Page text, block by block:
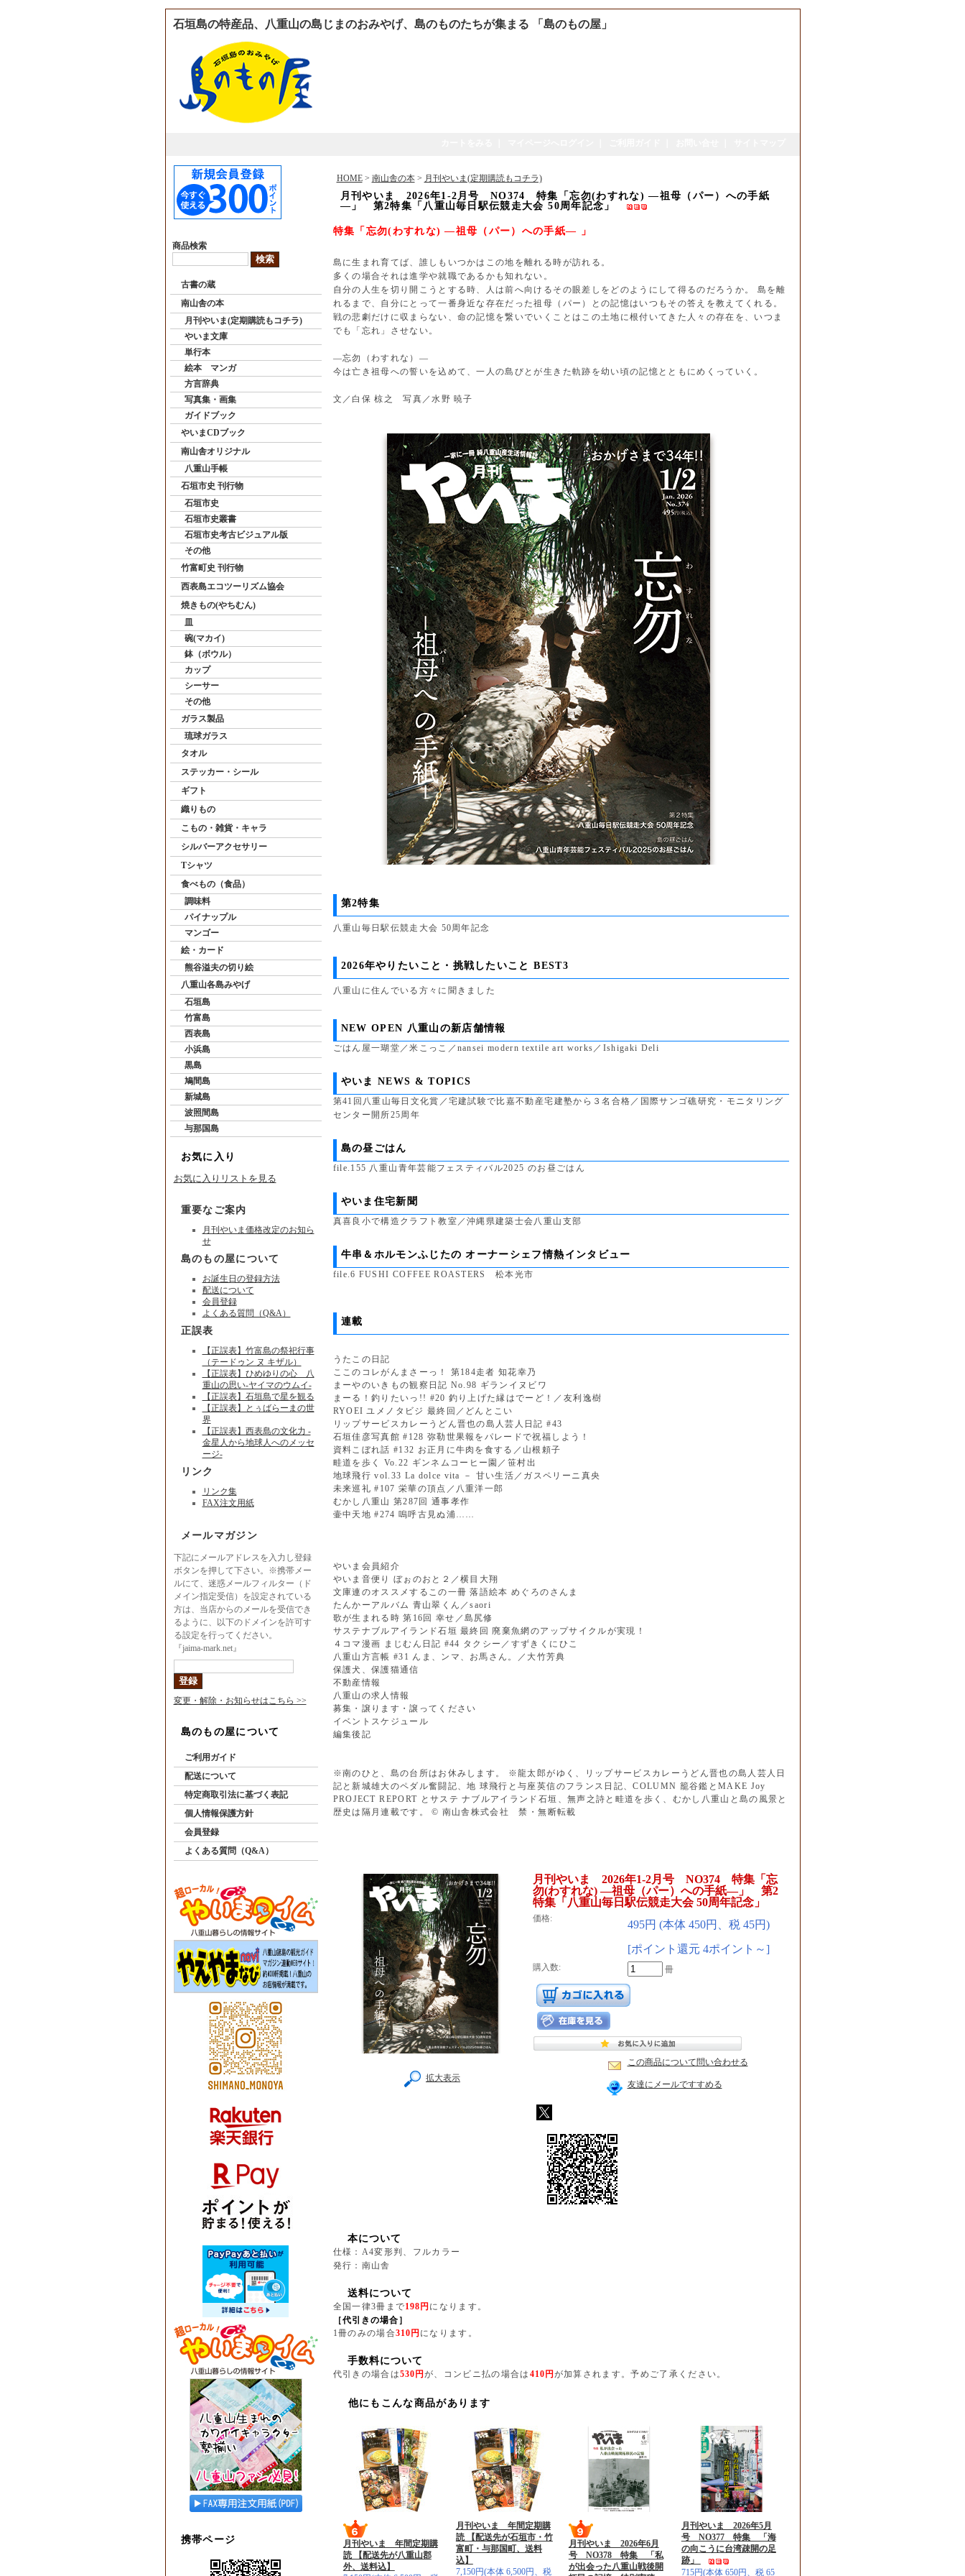
石垣島の特産品、八重山の島じまのおみやげ、島のものたちが集まる 「島のもの屋」
商品検索
古書の蔵
南山舎の本
月刊やいま(定期購読もコチラ)
やいま文庫
単行本
絵本 マンガ
方言辞典
写真集・画集
ガイドブック
やいまCDブック
南山舎オリジナル
八重山手帳
石垣市史 刊行物
石垣市史
石垣市史叢書
石垣市史考古ビジュアル版
その他
竹富町史 刊行物
西表島エコツーリズム協会
焼きもの(やちむん)
皿
碗(マカイ)
鉢（ボウル）
カップ
シーサー
その他
ガラス製品
琉球ガラス
タオル
ステッカー・シール
ギフト
織りもの
こもの・雑貨・キャラ
シルバーアクセサリー
Tシャツ
食べもの（食品）
調味料
パイナップル
マンゴー
絵・カード
熊谷溢夫の切り絵
八重山各島みやげ
石垣島
竹富島
西表島
小浜島
黒島
鳩間島
新城島
波照間島
与那国島
お気に入り
お気に入りリストを見る
重要なご案内
月刊やいま価格改定のお知ら
せ
島のもの屋について
お誕生日の登録方法
配送について
会員登録
よくある質問（Q&A）
正誤表
【正誤表】竹富島の祭祀行事
（テードゥン ヌ キザル）
【正誤表】ひめゆりの心 八
重山の思い-ヤイマのウムイ-
【正誤表】石垣島で星を観る
【正誤表】とぅばらーまの世
界
【正誤表】西表島の文化力 -
金星人から地球人へのメッセ
ージ-
リンク
リンク集
FAX注文用紙
メールマガジン
下記にメールアドレスを入力し登録
ボタンを押して下さい。※携帯メー
ルにて、迷惑メールフィルター（ド
メイン指定受信）を設定されている
方は、当店からのメールを受信でき
るように、以下のドメインを許可す
る設定を行ってください。
『jaima-mark.net』
変更・解除・お知らせはこちら >>
島のもの屋について
ご利用ガイド
配送について
特定商取引法に基づく表記
個人情報保護方針
会員登録
よくある質問（Q&A）
携帯ページ
HOME> 南山舎の本> 月刊やいま(定期購読もコチラ)
月刊やいま 2026年1-2月号 NO374 特集「忘勿(わすれな) ―祖母（パー）への手紙
―」 第2特集「八重山毎日駅伝競走大会 50周年記念」
特集「忘勿(わすれな) ―祖母（パー）への手紙― 」
島に生まれ育てば、誰しもいつかはこの地を離れる時が訪れる。
多くの場合それは進学や就職であるかも知れない。
自分の人生を切り開こうとする時、人は前へ向けるその眼差しをどのようにして得るのだろうか。 島を離
れるまで、自分にとって一番身近な存在だった祖母（パー）との記憶はいつもその答えを教えてくれる。
戦の悲劇だけに収まらない、命の記憶を繋いでいくことはこの土地に根付いてきた人々の存在を、いつま
でも「忘れ」させない。
―忘勿（わすれな）―
今は亡き祖母への誓いを込めて、一人の島びとが生きた軌跡を幼い頃の記憶とともにめくっていく。
文／白保 椋之 写真／水野 暁子
第2特集
八重山毎日駅伝競走大会 50周年記念
2026年やりたいこと・挑戦したいこと BEST3
八重山に住んでいる方々に聞きました
NEW OPEN 八重山の新店舗情報
ごはん屋一瑚堂／米こっこ／nansei modern textile art works／Ishigaki Deli
やいま NEWS & TOPICS
第41回八重山毎日文化賞／宅建試験で比嘉不動産宅建塾から３名合格／国際サンゴ礁研究・モニタリング
センター開所25周年
島の昼ごはん
file.155 八重山青年芸能フェスティバル2025 のお昼ごはん
やいま住宅新聞
真喜良小で構造クラフト教室／沖縄県建築士会八重山支部
牛串＆ホルモンふじたの オーナーシェフ情熱インタビュー
file.6 FUSHI COFFEE ROASTERS 松本光市
連載
うたこの日記
ここのコレがんまさーっ！ 第184走者 知花幸乃
まーやのいきもの観察日記 No.98 ギランイヌビワ
まーる！釣りたいっ!! #20 釣り上げた縁はでーど！／友利逸樹
RYOEI ユメノタビジ 最終回／どんとこい
リップサービスカレーうどん晋也の島人芸人日記 #43
石垣佳彦写真館 #128 弥勒世果報をパレードで祝福しよう！
資料こぼれ話 #132 お正月に牛肉を食する／山根頼子
畦道を歩く Vo.22 ギンネムコーヒー園／笹村出
地球飛行 vol.33 La dolce vita － 甘い生活／ガスペリーニ真央
未来巡礼 #107 栄華の頂点／八重洋一郎
むかし八重山 第287回 通事孝作
壷中天地 #274 嗚呼古見ぬ浦……
やいま会員紹介
やいま音便り ぼぉのおと２／横目大翔
文庫連のオススメするこの一冊 落語絵本 めぐろのさんま
たんかーアルバム 青山翠くん／saori
歌が生まれる時 第16回 幸せ／島尻修
サステナブルアイランド石垣 最終回 廃棄魚網のアップサイクルが実現！
４コマ漫画 まじむん日記 #44 タクシー／すずきくにひこ
八重山方言帳 #31 んま、ンマ、お馬さん。／大竹芳典
保護犬、保護猫通信
不動産情報
八重山の求人情報
募集・譲ります・譲ってください
イベントスケジュール
編集後記
※南のひと、島の台所はお休みします。 ※龍太郎がゆく、リップサービスカレーうどん晋也の島人芸人日
記と新城雄大のペダル奮闘記、地 球飛行と与座英信のフランス日記、COLUMN 籠谷鑑とMAKE Joy
PROJECT REPORT とサステ ナブルアイランド石垣、無声之詩と畦道を歩く、むかし八重山と島の風景と
歴史は隔月連載です。 © 南山舎株式会社 禁・無断転載
拡大表示
月刊やいま 2026年1-2月号 NO374 特集「忘
勿(わすれな) ―祖母（パー）への手紙―」 第2
特集「八重山毎日駅伝競走大会 50周年記念」
価格:
495円 (本体 450円、税 45円)
[ポイント還元 4ポイント～]
購入数: 冊
この商品について問い合わせる
友達にメールですすめる
本について
仕様：A4変形判、フルカラー
発行：南山舎
送料について
全国一律3冊まで198円 になります。
［代引きの場合］
1冊のみの場合310円 になります。
手数料について
代引きの場合は530円 が、コンビニ払の場合は 410円 が加算されます。予めご了承ください。
他にもこんな商品があります
月刊やいま 年間定期購
読 【配送先が八重山郡
外、送料込】
月刊やいま 年間定期購
読 【配送先が石垣市・竹
富町・与那国町、送料
込】
7,150円(本体 6,500円、税
月刊やいま 2026年6月
号 NO378 特集 「私
が出会った八重山戦後開
月刊やいま 2026年5月
号 NO377 特集 「海
の向こうに台湾疎開の足
跡」
715円(本体 650円、税 65